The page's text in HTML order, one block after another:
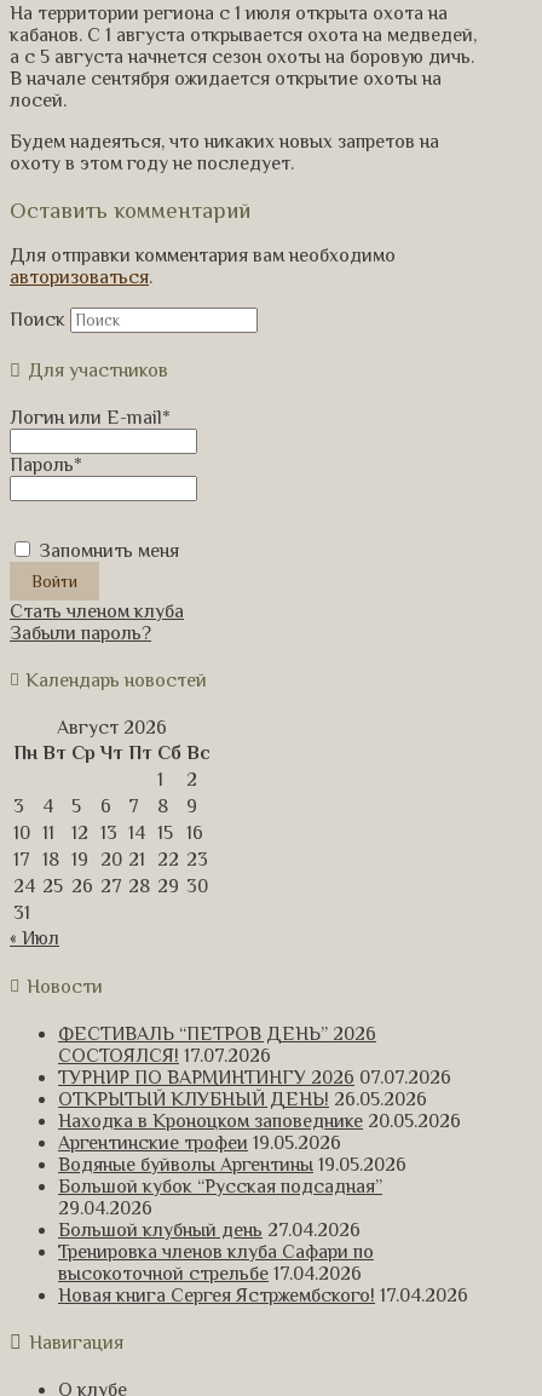
На территории региона с 1 июля открыта охота на
кабанов. С 1 августа открывается охота на медведей,
а с 5 августа начнется сезон охоты на боровую дичь.
В начале сентября ожидается открытие охоты на
лосей.
Будем надеяться, что никаких новых запретов на
охоту в этом году не последует.
Оставить комментарий
Для отправки комментария вам необходимо
авторизоваться.
Поиск
Для участников
Логин или E-mail*
Пароль*
Запомнить меня
Стать членом клуба
Забыли пароль?
Календарь новостей
Август 2026
Пн Вт Ср Чт Пт Сб Вс
1
2
3
4 5 6 7 8
9
10 11 12 13 14 15
16
17
18 19 20 21 22 23
24 25 26 27 28 29 30
31
« Июл
Новости
ФЕСТИВАЛЬ “ПЕТРОВ ДЕНЬ” 2026
СОСТОЯЛСЯ! 17.07.2026
ТУРНИР ПО ВАРМИНТИНГУ 2026 07.07.2026
ОТКРЫТЫЙ КЛУБНЫЙ ДЕНЬ! 26.05.2026
Находка в Кроноцком заповеднике 20.05.2026
Аргентинские трофеи 19.05.2026
Водяные буйволы Аргентины 19.05.2026
Большой кубок “Русская подсадная”
29.04.2026
Большой клубный день 27.04.2026
Тренировка членов клуба Сафари по
высокоточной стрельбе 17.04.2026
Новая книга Сергея Ястржембского! 17.04.2026
Навигация
О клубе